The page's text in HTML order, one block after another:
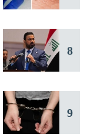
8
9